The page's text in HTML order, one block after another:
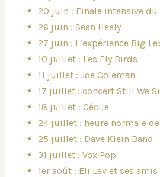
20 juin : Finale intensive du
26 juin : Sean Heely
27 juin : L’expérience Big
10 juillet : Les Fly Birds
11 juillet : Joe Coleman
17 juillet : concert Still We
18 juillet : Cécile
24 juillet : heure normale de
25 juillet : Dave Klein Band
31 juillet : Vox Pop
1er août : Eli Lev et ses amis